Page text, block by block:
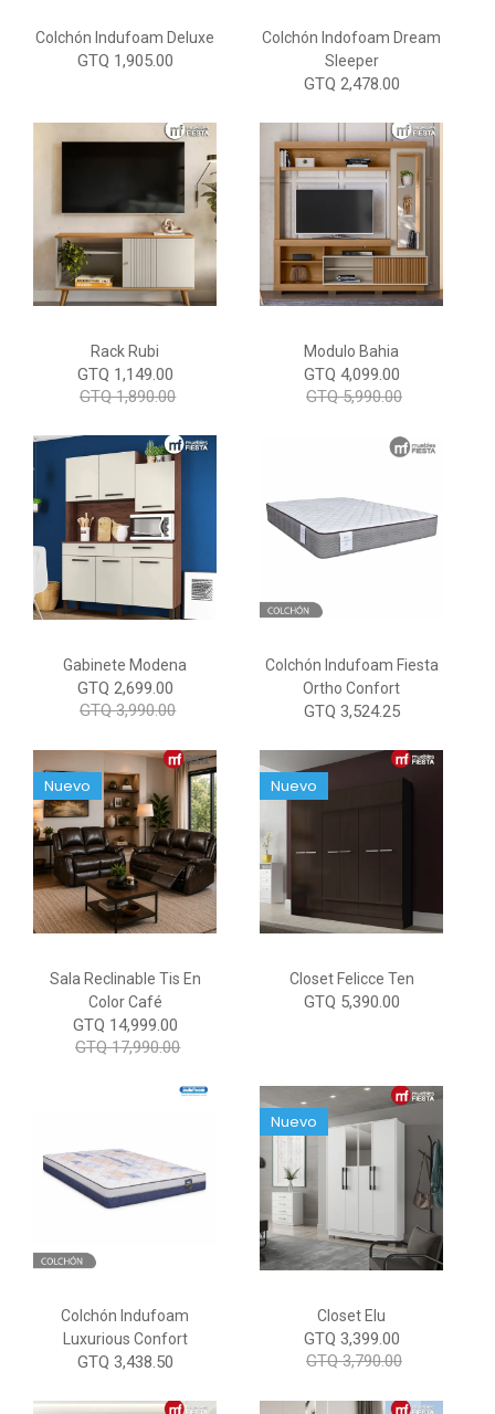
Colchón Indufoam Deluxe
GTQ 1,905.00
Colchón Indofoam Dream
Sleeper
GTQ 2,478.00
Rack Rubi
GTQ 1,149.00
GTQ 1,890.00
Modulo Bahia
GTQ 4,099.00
GTQ 5,990.00
Gabinete Modena
GTQ 2,699.00
GTQ 3,990.00
Colchón Indufoam Fiesta
Ortho Confort
GTQ 3,524.25
Sala Reclinable Tis En
Color Café
Nuevo
GTQ 14,999.00
GTQ 17,990.00
Closet Felicce Ten
Nuevo
GTQ 5,390.00
Colchón Indufoam
Luxurious Confort
GTQ 3,438.50
Closet Elu
Nuevo
GTQ 3,399.00
GTQ 3,790.00